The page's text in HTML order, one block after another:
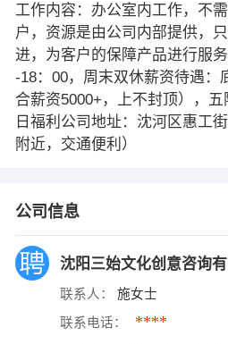
工作内容：办公室内工作，不
户，资源是由公司内部提供，
进，为客户的保障产品进行服
-18：00，周末双休薪资待遇：
合薪资5000+，上不封顶），
日福利公司地址：沈河区惠工
附近，交通便利）
公司信息
沈阳三始文化创意咨询
联系人： 施女士
联系电话： ****